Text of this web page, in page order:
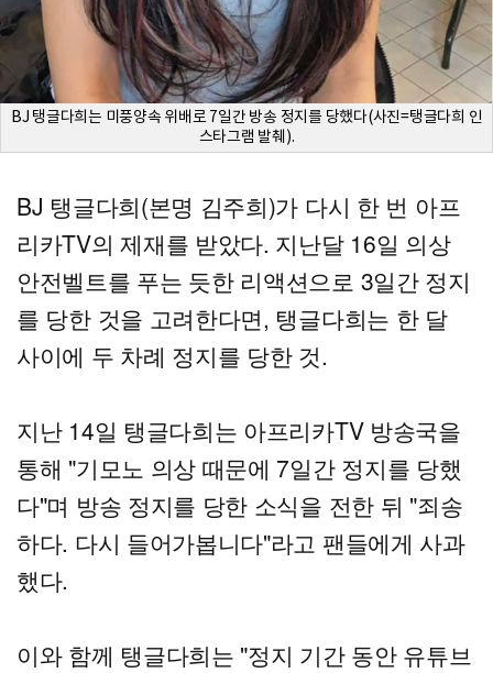
BJ 탱글다희는 미풍양속 위배로 7일간 방송 정지를 당했다(사진=탱글다희 인
스타그램 발췌).
BJ 탱글다희(본명 김주희)가 다시 한 번 아프
리카TV의 제재를 받았다. 지난달 16일 의상
안전벨트를 푸는 듯한 리액션으로 3일간 정지
를 당한 것을 고려한다면, 탱글다희는 한 달
사이에 두 차례 정지를 당한 것.
지난 14일 탱글다희는 아프리카TV 방송국을
통해 "기모노 의상 때문에 7일간 정지를 당했
다"며 방송 정지를 당한 소식을 전한 뒤 "죄송
하다. 다시 들어가봅니다"라고 팬들에게 사과
했다.
이와 함께 탱글다희는 "정지 기간 동안 유튜브